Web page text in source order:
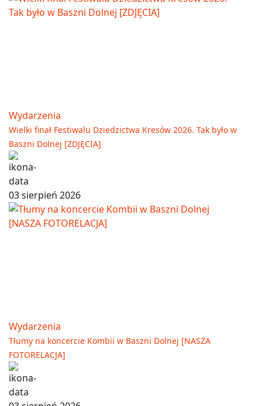
Wydarzenia
Wielki finał Festiwalu Dziedzictwa Kresów 2026. Tak było w
Baszni Dolnej [ZDJĘCIA]
03 sierpień 2026
Wydarzenia
Tłumy na koncercie Kombii w Baszni Dolnej [NASZA
FOTORELACJA]